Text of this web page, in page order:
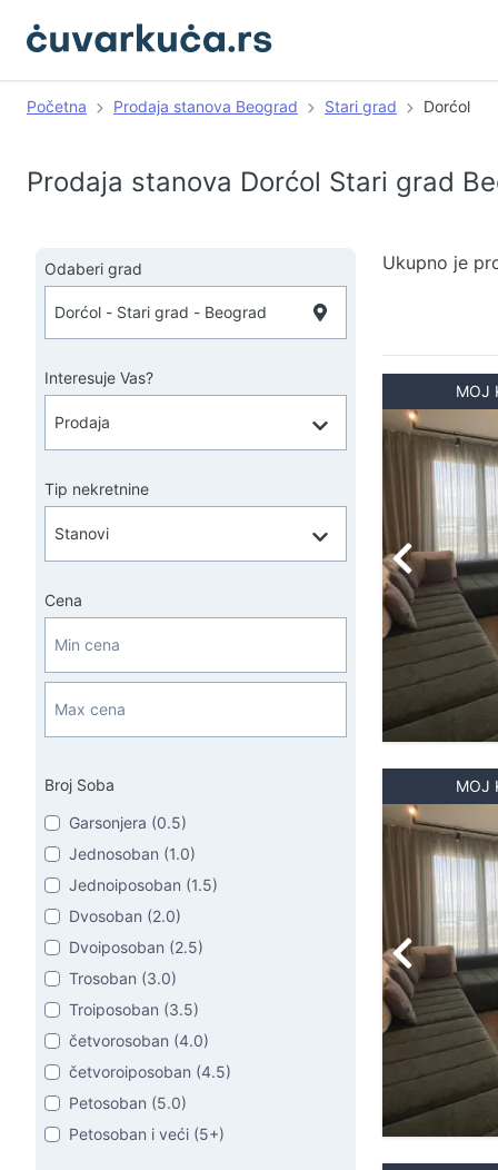
Početna Prodaja stanova Beograd Stari grad Dorćol
Prodaja stanova Dorćol Stari grad
Odaberi grad
Interesuje Vas?
Tip nekretnine
Cena
Broj Soba
Garsonjera (0.5)
Jednosoban (1.0)
Jednoiposoban (1.5)
Dvosoban (2.0)
Dvoiposoban (2.5)
Trosoban (3.0)
Troiposoban (3.5)
četvorosoban (4.0)
četvoroiposoban (4.5)
Petosoban (5.0)
Petosoban i veći (5+)
Ukupno je
MOJ
MOJ